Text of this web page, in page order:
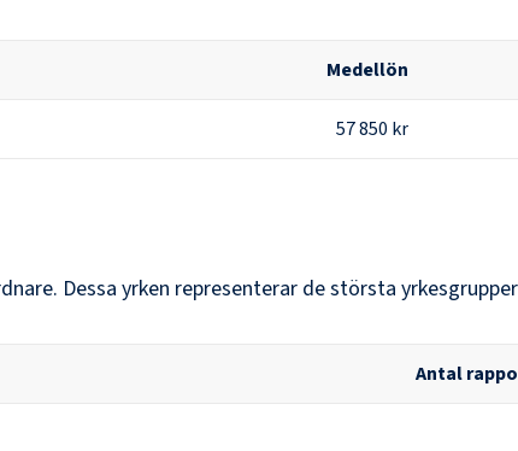
Medellön
57 850 kr
. Dessa yrken representerar de största
Antal